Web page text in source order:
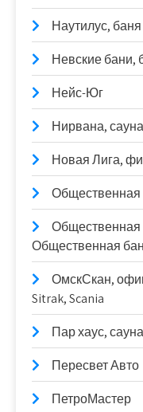
Наутилус, баня
Невские бани,
Нейс-Юг
Нирвана, сауна
Новая Лига,
Общественная
Общественная
ОмскСкан,
Sitrak, Scania
Пар хаус, сауна
Пересвет Авто
ПетроМастер